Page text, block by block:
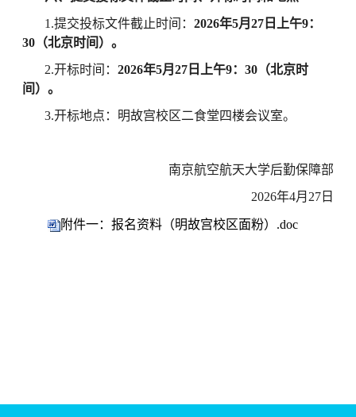
1.提交投标文件截止时间： 2026年5月27日上午9：
30（北京时间）。
2.开标时间： 2026年5月27日上午9：30（北京时
间）。
3.开标地点：明故宫校区二食堂四楼会议室。
南京航空航天大学后勤保障部
2026年4月27 日
附件一：报名资料（明故宫校区面粉）.doc